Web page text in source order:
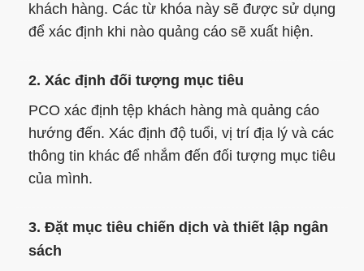
khách hàng. Các từ khóa này sẽ được sử dụng
để xác định khi nào quảng cáo sẽ xuất hiện.
2. Xác định đối tượng mục tiêu
PCO xác định tệp khách hàng mà quảng cáo
hướng đến. Xác định độ tuổi, vị trí địa lý và các
thông tin khác để nhắm đến đối tượng mục tiêu
của mình.
3. Đặt mục tiêu chiến dịch và thiết lập ngân
sách